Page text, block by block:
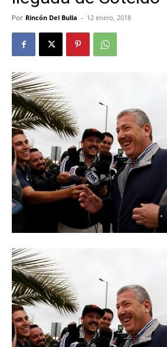
Por Rincón Del Bulla - 12 enero, 2018